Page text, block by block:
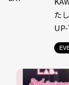
た